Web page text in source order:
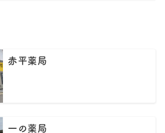
赤平薬局
一の薬局